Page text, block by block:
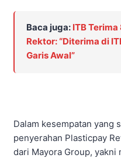
Baca juga: ITB
Rektor: “Diterima di
Garis Awal”
Dalam kesempatan yang
penyerahan Plasticpay
dari Mayora Group,